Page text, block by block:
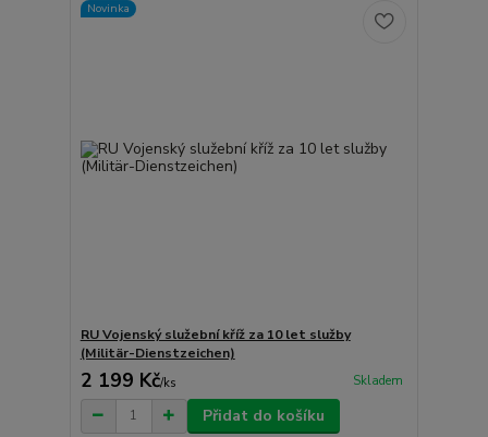
Novinka
RU Vojenský služební kříž za 10 let služby
(Militär-Dienstzeichen)
2 199 Kč/ks Skladem
Přidat do košíku